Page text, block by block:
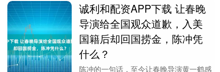
诚利和配资APP下载 让春晚
导演给全国观众道歉，入美
国籍后却回国捞金，陈冲凭
什么？
陈冲的一句话，至今让春晚导演黄一鹤感